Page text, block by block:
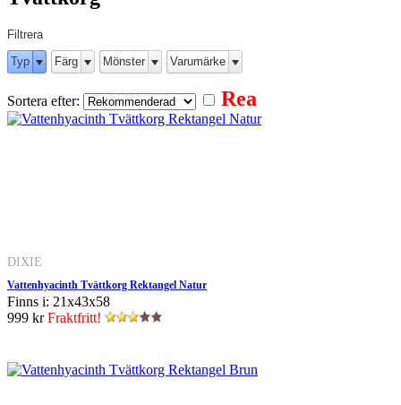
Filtrera
Typ
Färg Mönster Varumärke
Sortera efter: Rea
DIXIE
Vattenhyacinth Tvättkorg Rektangel Natur
Finns i: 21x43x58
999 krFraktfritt!